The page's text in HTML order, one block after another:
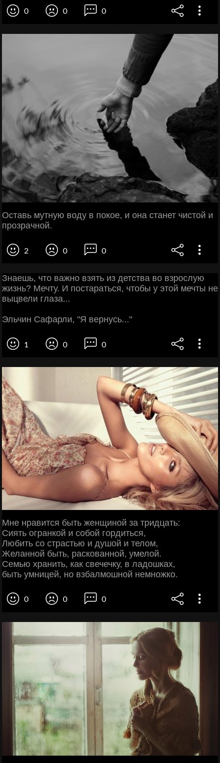
0 0 0
Оставь мутную воду в покое, и она станет чистой и
прозрачной.
2 0 0
Знаешь, что важно взять из детства во взрослую
жизнь? Мечту. И постараться, чтобы у этой мечты не
выцвели глаза...
Эльчин Сафарли, "Я вернусь..."
1 0 0
Мне нравится быть женщиной за тридцать:
Сиять огранкой и собой гордиться,
Любить со страстью и душой и телом,
Желанной быть, раскованной, умелой.
Семью хранить, как свечечку, в ладошках,
быть умницей, но взбалмошной немножко.
0 0 0